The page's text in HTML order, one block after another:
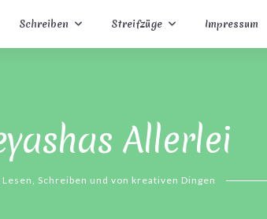
Allerlei
Lesen, Schreiben und von kreativen Dingen
Schreiben Streifzüge Impressum